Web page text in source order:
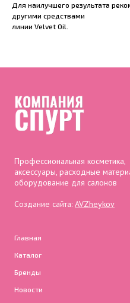
Для наилучшего результата
другими средствами
линии Velvet Oil.
Профессиональная косметика,
аксессуары, расходные
оборудование для салонов
Создание сайта: AVZheykov
Главная
Каталог
Бренды
Новости